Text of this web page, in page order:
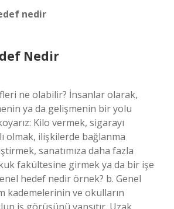
nedir
Nedir
ne olabilir? İnsanlar olarak,
ya da gelişmenin bir yolu
Kilo vermek, sigarayı
olmak, ilişkilerde bağlanma
sanatımıza daha fazla
fakültesine girmek ya da bir işe
hedef nedir örnek? b. Genel
kademelerinin ve okulların